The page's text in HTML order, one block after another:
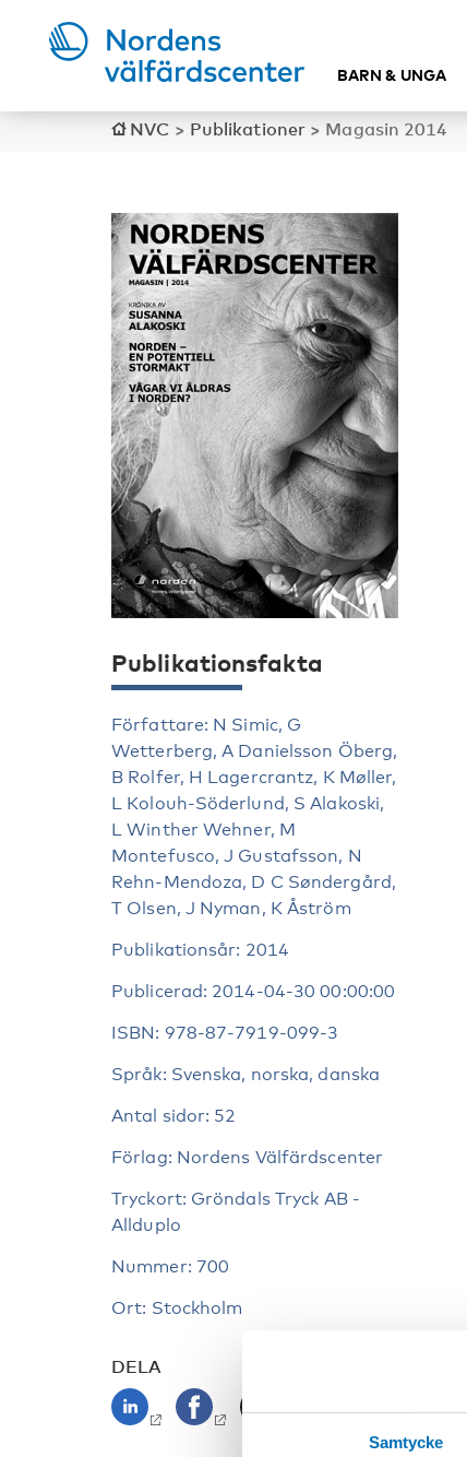
Samtycke
BARN & UNGA
NVC > Publikationer > Magasin 2014
Publikationsfakta
Författare: N Simic, G
Wetterberg, A Danielsson Öberg,
B Rolfer, H Lagercrantz, K Møller,
L Kolouh-Söderlund, S Alakoski,
L Winther Wehner, M
Montefusco, J Gustafsson, N
Rehn-Mendoza, D C Søndergård,
T Olsen, J Nyman, K Åström
Publikationsår: 2014
Publicerad: 2014-04-30 00:00:00
ISBN: 978-87-7919-099-3
Språk: Svenska, norska, danska
Antal sidor: 52
Förlag: Nordens Välfärdscenter
Tryckort: Gröndals Tryck AB -
Allduplo
Nummer: 700
Ort: Stockholm
DELA